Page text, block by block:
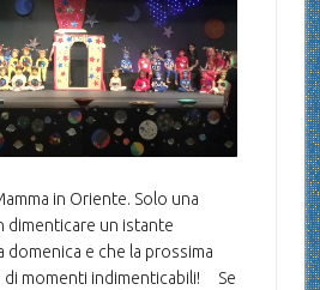
in Oriente. Solo una
un istante
domenica e che la prossima
di momenti indimenticabili! Se